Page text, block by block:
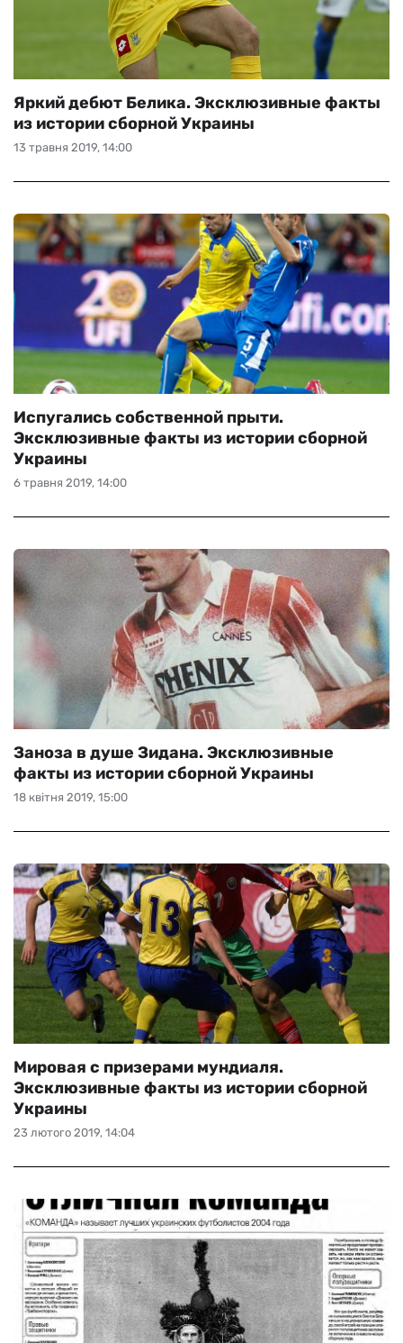
13 травня 2019, 14:00
Яркий дебют Белика. Эксклюзивные факты
из истории сборной Украины
6 травня 2019, 14:00
Испугались собственной прыти.
Эксклюзивные факты из истории сборной
Украины
18 квітня 2019, 15:00
Заноза в душе Зидана. Эксклюзивные
факты из истории сборной Украины
23 лютого 2019, 14:04
Мировая с призерами мундиаля.
Эксклюзивные факты из истории сборной
Украины